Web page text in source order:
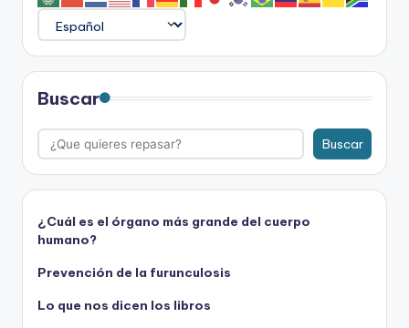
Buscar
Buscar
¿Cuál es el órgano más grande del cuerpo
humano?
Prevención de la furunculosis
Lo que nos dicen los libros